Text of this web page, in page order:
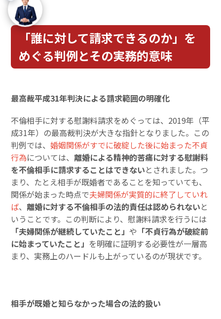
「誰に対して請求できるのか」を
めぐる判例とその実務的意味
最高裁平成31年判決による請求範囲の明確化
不倫相手に対する慰謝料請求をめぐっては、2019年（平
成31年）の最高裁判決が大きな指針となりました。この
判例では、婚姻関係がすでに破綻した後に始まった不貞
行為については、 離婚による精神的苦痛に対する慰謝料
を不倫相手に請求することはできないとされました。つ
まり、たとえ相手が既婚者であることを知っていても、
関係が始まった時点で夫婦関係が実質的に終了していれ
ば、 離婚に対する不倫相手の法的責任は認められないと
いうことです。この判断により、慰謝料請求を行うには
「夫婦関係が継続していたこと」や 「不貞行為が破綻前
に始まっていたこと」 を明確に証明する必要性が一層高
まり、実務上のハードルも上がっているのが現状です。
相手が既婚と知らなかった場合の法的扱い